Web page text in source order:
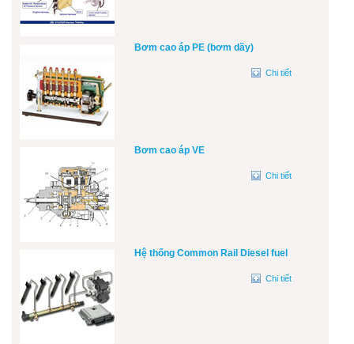
Bơm cao áp PE (bơm dãy)
Chi tiết
Bơm cao áp VE
Chi tiết
Hệ thống Common Rail Diesel fuel
Chi tiết